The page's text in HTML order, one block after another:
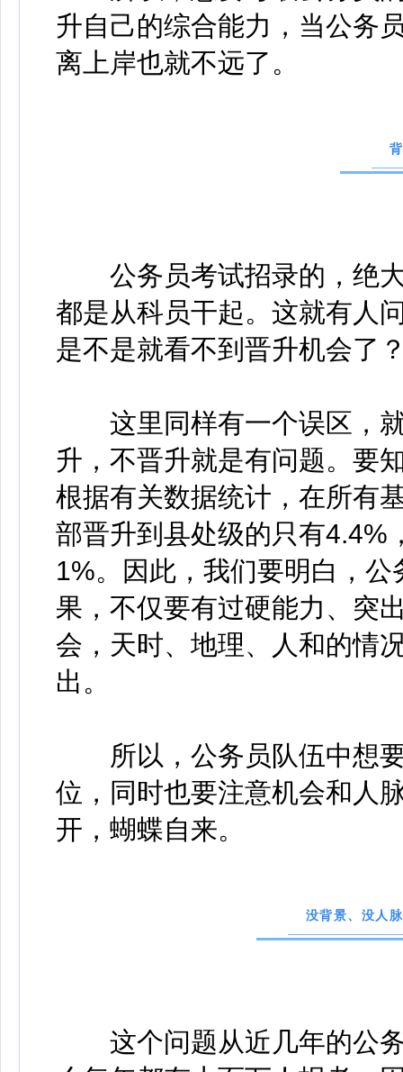
升自己的综合能力，当公务
离上岸也就不远了。
公务员考试招录的，绝大
都是从科员干起。这就有人
是不是就看不到晋升机会了
这里同样有一个误区，就
升，不晋升就是有问题。要
根据有关数据统计，在所有
部晋升到县处级的只有4.4%
1%。因此，我们要明白，
果，不仅要有过硬能力、突
会，天时、地理、人和的情
出。
所以，公务员队伍中想要
位，同时也要注意机会和人
开，蝴蝶自来。
没背景、没人
这个问题从近几年的公务